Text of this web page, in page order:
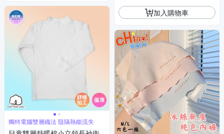
獨特電腦雙層織法 阻隔熱能流失
加入購物車